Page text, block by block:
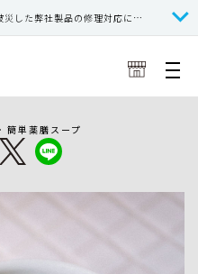
弊社製品の修理対応につきまして
簡単薬膳スープ